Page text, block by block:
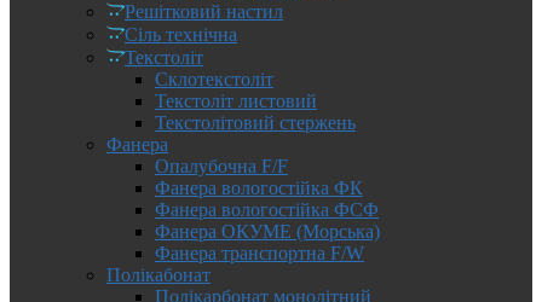
Решітковий настил
Сіль технічна
Текстоліт
Склотекстоліт
Текстоліт листовий
Текстолітовий стержень
Фанера
Опалубочна F/F
Фанера вологостійка ФК
Фанера вологостійка ФСФ
Фанера ОКУМЕ (Морська)
Фанера транспортна F/W
Полікабонат
Полікарбонат монолітний